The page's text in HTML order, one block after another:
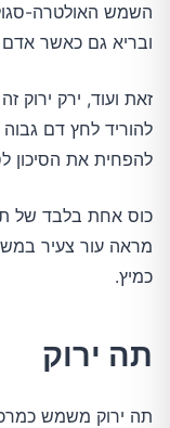
השמש האולטרה-
ובריא גם כאשר אדם
זאת ועוד, ירק ירוק
להוריד לחץ דם
להפחית את הסיכון
כוס אחת בלבד של
מראה עור צעיר
כמיץ.
תה ירוק
תה ירוק משמש